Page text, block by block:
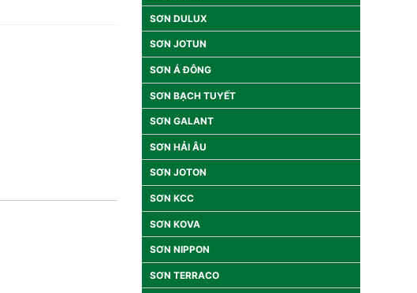
SƠN DULUX
SƠN JOTUN
SƠN Á ĐÔNG
SƠN BẠCH TUYẾT
SƠN GALANT
SƠN HẢI ÂU
SƠN JOTON
SƠN KCC
SƠN KOVA
SƠN NIPPON
SƠN TERRACO